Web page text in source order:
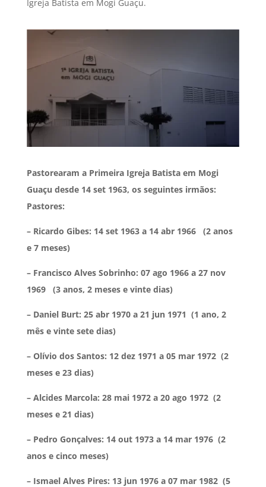
Igreja Batista em Mogi Guaçu.
Pastorearam a Primeira Igreja Batista em Mogi
Guaçu desde 14 set 1963, os seguintes irmãos:
Pastores:
– Ricardo Gibes: 14 set 1963 a 14 abr 1966
(2 anos
e 7 meses)
– Francisco Alves Sobrinho: 07 ago 1966 a 27 nov
1969
(3 anos, 2 meses e vinte dias)
– Daniel Burt: 25 abr 1970 a 21 jun 1971 (1 ano, 2
mês e vinte sete dias)
– Olívio dos Santos: 12 dez 1971 a 05 mar 1972 (2
meses e 23 dias)
– Alcides Marcola: 28 mai 1972 a 20 ago 1972 (2
meses e 21 dias)
– Pedro Gonçalves: 14 out 1973 a 14 mar 1976 (2
anos e cinco meses)
– Ismael Alves Pires: 13 jun 1976 a 07 mar 1982 (5